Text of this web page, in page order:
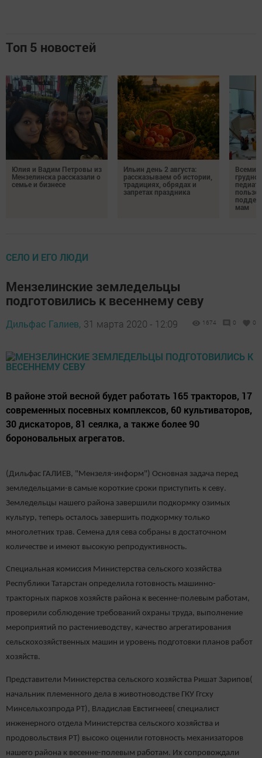
Топ 5 новостей
Юлия и Вадим Петровы из
Мензелинска рассказали о
семье и бизнесе
Ильин день 2 августа:
рассказываем об истории,
традициях, обрядах и
запретах праздника
пользе
мам
СЕЛО И ЕГО ЛЮДИ
Мензелинские земледельцы
подготовились к весеннему севу
Дильфас Галиев, 31 марта 2020 - 12:09 1674 0 0
В районе этой весной будет работать 165 тракторов, 17
современных посевных комплексов, 60 культиваторов,
30 дискаторов, 81 сеялка, а также более 90
бороновальных агрегатов.
(Дильфас ГАЛИЕВ, "Мензеля-информ") Основная задача перед
земледельцами-в самые короткие сроки приступить к севу.
Земледельцы нашего района завершили подкормку озимых
культур, теперь осталось завершить подкормку только
многолетних трав. Семена для сева собраны в достаточном
количестве и имеют высокую репродуктивность.
Специальная комиссия Министерства сельского хозяйства
Республики Татарстан определила готовность машинно-
тракторных парков хозяйств района к весенне-полевым работам,
проверили соблюдение требований охраны труда, выполнение
мероприятий по растениеводству, качество агрегатирования
сельскохозяйственных машин и уровень подготовки планов работ
хозяйств.
Представители Министерства сельского хозяйства Ришат Зарипов(
начальник племенного дела в животноводстве ГКУ Ггсху
Минсельхозпрода РТ), Владислав Евстигнеев( специалист
инженерного отдела Министерства сельского хозяйства и
продовольствия РТ) высоко оценили готовность механизаторов
нашего района к весенне-полевым работам. Их сопровождали